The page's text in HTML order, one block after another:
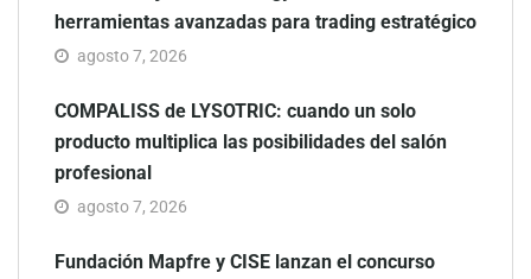
herramientas avanzadas para trading estratégico
agosto 7, 2026
COMPALISS de LYSOTRIC: cuando un solo
producto multiplica las posibilidades del salón
profesional
agosto 7, 2026
Fundación Mapfre y CISE lanzan el concurso